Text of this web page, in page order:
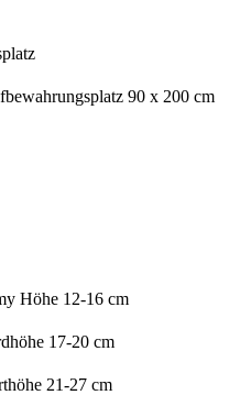
90 x 200 cm
Höhe 12-16 cm
17-20 cm
21-27 cm